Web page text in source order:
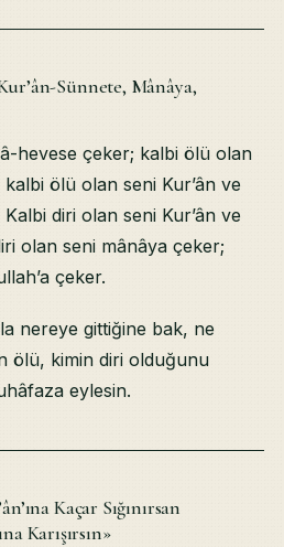
Sünnete, Mânâya,
hevese çeker; kalbi ölü olan
ölü olan seni Kur’ân ve
Kalbi diri olan seni Kur’ân ve
olan seni mânâya çeker;
çeker.
nereye gittiğine bak, ne
ölü, kimin diri olduğunu
eylesin.
Kaçar Sığınırsan
Karışırsın»